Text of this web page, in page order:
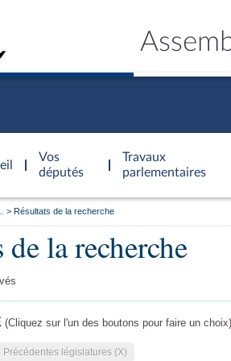
Vos
députés
Travaux
parlementaires
Résultats de la recherche
de la recherche
(Cliquez sur l'un des boutons pour faire un choix)
Précédentes législatures (X)